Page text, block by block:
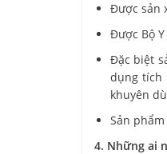
Được sản
Được Bộ
Đặc biệt
dụng tích
khuyên
Sản
4. Những ai